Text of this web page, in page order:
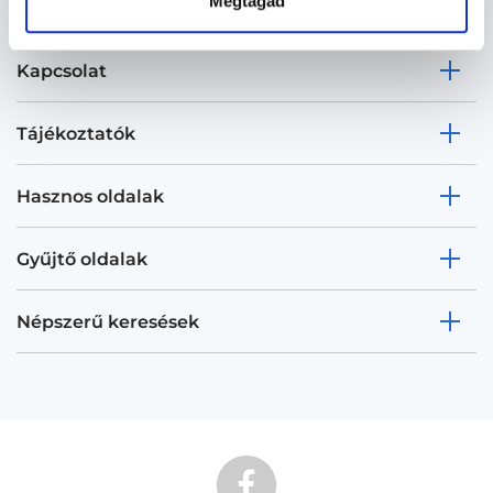
Kapcsolat
Tájékoztatók
Hasznos oldalak
Gyűjtő oldalak
Népszerű keresések